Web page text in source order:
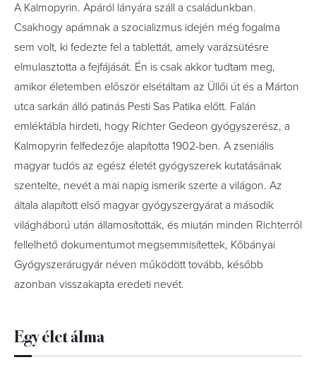
A Kalmopyrin. Apáról lányára száll a családunkban.
Csakhogy apámnak a szocializmus idején még fogalma
sem volt, ki fedezte fel a tablettát, amely varázsütésre
elmulasztotta a fejfájását. Én is csak akkor tudtam meg,
amikor életemben először elsétáltam az Üllői út és a Márton
utca sarkán álló patinás Pesti Sas Patika előtt. Falán
emléktábla hirdeti, hogy Richter Gedeon gyógyszerész, a
Kalmopyrin felfedezője alapította 1902-ben. A zseniális
magyar tudós az egész életét gyógyszerek kutatásának
szentelte, nevét a mai napig ismerik szerte a világon. Az
általa alapított első magyar gyógyszergyárat a második
világháború után államosították, és miután minden Richterről
fellelhető dokumentumot megsemmisítettek, Kőbányai
Gyógyszerárugyár néven működött tovább, később
azonban visszakapta eredeti nevét.
Egy élet álma